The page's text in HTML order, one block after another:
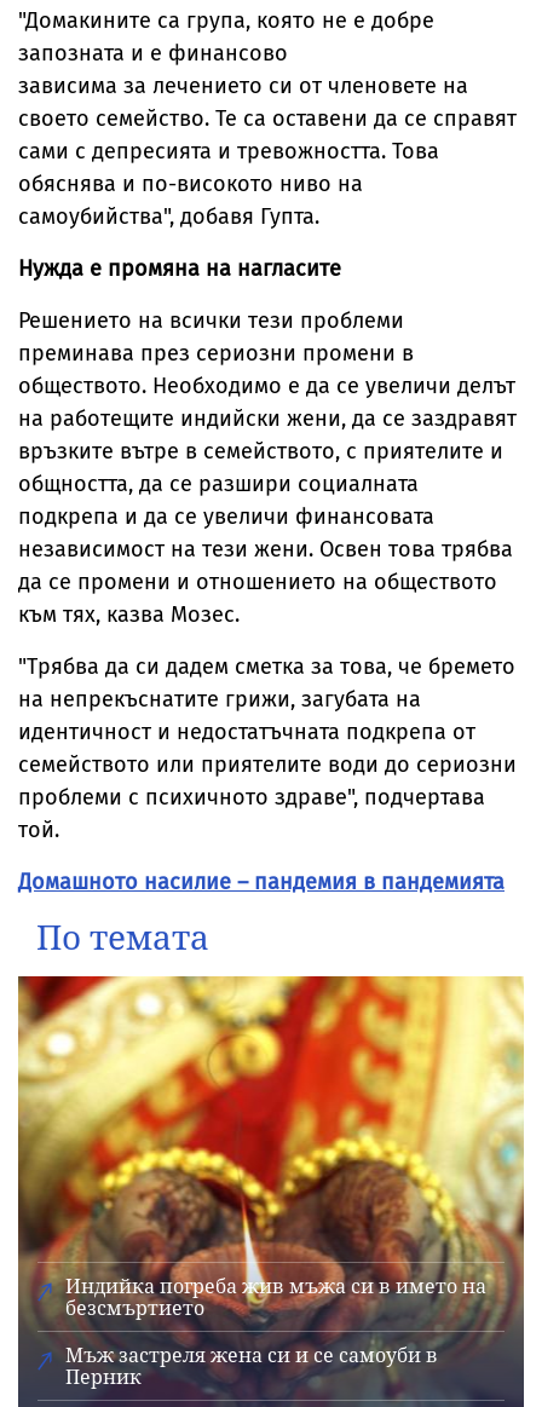
"Домакините са група, която не е добре
запозната и е финансово
зависима за лечението си от членовете на
своето семейство. Те са оставени да се справят
сами с депресията и тревожността. Това
обяснява и по-високото ниво на
самоубийства", добавя Гупта.
Нужда е промяна на нагласите
Решението на всички тези проблеми
преминава през сериозни промени в
обществото. Необходимо е да се увеличи делът
на работещите индийски жени, да се заздравят
връзките вътре в семейството, с приятелите и
общността, да се разшири социалната
подкрепа и да се увеличи финансовата
независимост на тези жени. Освен това трябва
да се промени и отношението на обществото
към тях, казва Мозес.
"Трябва да си дадем сметка за това, че бремето
на непрекъснатите грижи, загубата на
идентичност и недостатъчната подкрепа от
семейството или приятелите води до сериозни
проблеми с психичното здраве", подчертава
той.
Домашното насилие – пандемия в пандемията
По темата
Индийка погреба жив мъжа си в името на
безсмъртието
Мъж застреля жена си и се самоуби в
Перник